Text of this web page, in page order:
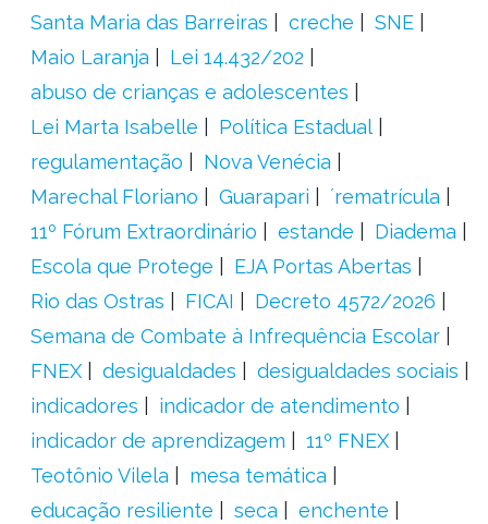
Santa Maria das Barreiras
creche
SNE
Maio Laranja
Lei 14.432/202
abuso de crianças e adolescentes
Lei Marta Isabelle
Política Estadual
regulamentação
Nova Venécia
Marechal Floriano
Guarapari
´rematrícula
11º Fórum Extraordinário
estande
Diadema
Escola que Protege
EJA Portas Abertas
Rio das Ostras
FICAI
Decreto 4572/2026
Semana de Combate à Infrequência Escolar
FNEX
desigualdades
desigualdades sociais
indicadores
indicador de atendimento
indicador de aprendizagem
11º FNEX
Teotônio Vilela
mesa temática
educação resiliente
seca
enchente